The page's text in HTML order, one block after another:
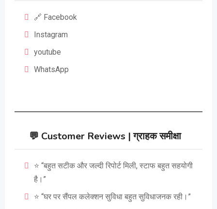
🔗 Facebook
Instagram
youtube
WhatsApp
💬 Customer Reviews | ग्राहक समीक्षा
⭐ “बहुत सटीक और जल्दी रिपोर्ट मिली, स्टाफ बहुत सहयोगी
है।”
⭐ “घर पर सैंपल कलेक्शन सुविधा बहुत सुविधाजनक रही।”